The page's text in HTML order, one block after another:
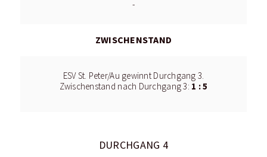
-
ZWISCHENSTAND
ESV St. Peter/Au gewinnt Durchgang 3.
Zwischenstand nach Durchgang 3: 1 : 5
DURCHGANG 4